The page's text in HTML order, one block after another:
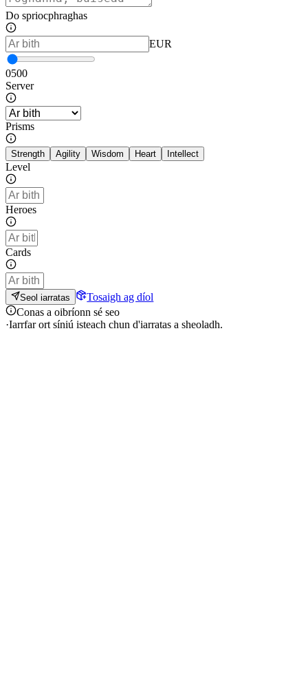
Do spriocphraghas
EUR
0500
Server
Prisms
Strength Agility Wisdom Heart Intellect
Level
Heroes
Cards
Seol iarratas
Tosaigh ag díol
Conas a oibríonn sé seo
·Iarrfar ort síniú isteach chun d'iarratas a sheoladh.